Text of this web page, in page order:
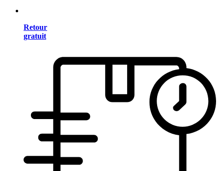
Retour
gratuit